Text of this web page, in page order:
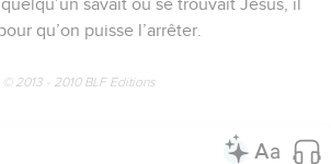
savait où se trouvait Jésus, il
qu’on puisse l’arrêter.
© 2013 - 2010 BLF Editions